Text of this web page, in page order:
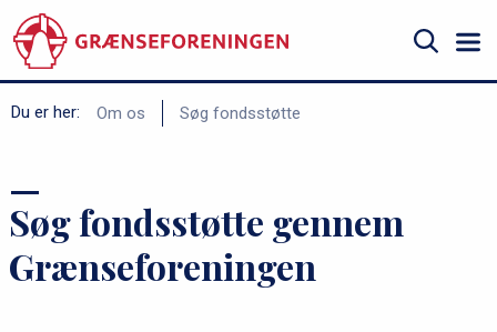
til
hovedindhold
Søg
Du er her:
d
r
Om os Søg fondsstøtte
Søg fondsstøtte gennem
Grænseforeningen